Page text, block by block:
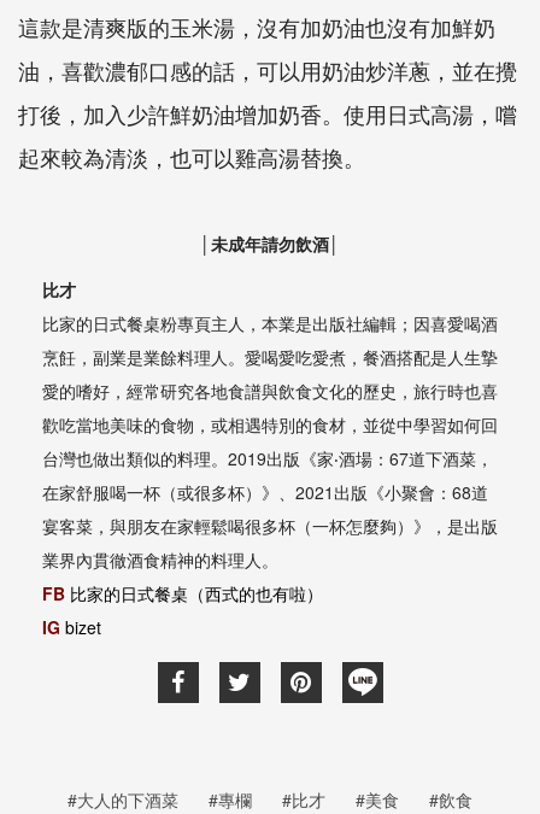
這款是清爽版的玉米湯，沒有加奶油也沒有加鮮奶
油，喜歡濃郁口感的話，可以用奶油炒洋蔥，並在攪
打後，加入少許鮮奶油增加奶香。使用日式高湯，嚐
起來較為清淡，也可以雞高湯替換。
│未成年請勿飲酒│
比才
比家的日式餐桌粉專頁主人，本業是出版社編輯；因喜愛喝酒
烹飪，副業是業餘料理人。愛喝愛吃愛煮，餐酒搭配是人生摯
愛的嗜好，經常研究各地食譜與飲食文化的歷史，旅行時也喜
歡吃當地美味的食物，或相遇特別的食材，並從中學習如何回
台灣也做出類似的料理。2019出版《家‧酒場：67道下酒菜，
在家舒服喝一杯（或很多杯）》、2021出版《小聚會：68道
宴客菜，與朋友在家輕鬆喝很多杯（一杯怎麼夠）》，是出版
業界內貫徹酒食精神的料理人。
FB 比家的日式餐桌（西式的也有啦）
IG bizet
#大人的下酒菜 #專欄 #比才 #美食 #飲食